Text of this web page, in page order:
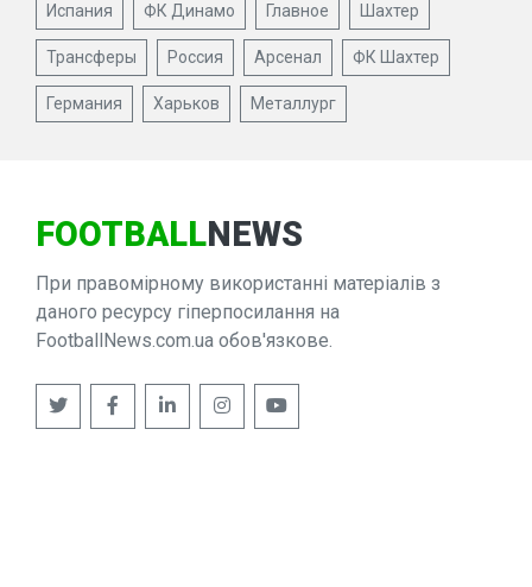
Испания ФК Динамо Главное Шахтер
Трансферы Россия Арсенал ФК Шахтер
Германия Харьков Металлург
FOOTBALLNEWS
При правомірному використанні матеріалів з
даного ресурсу гіперпосилання на
FootballNews.com.ua обов'язкове.